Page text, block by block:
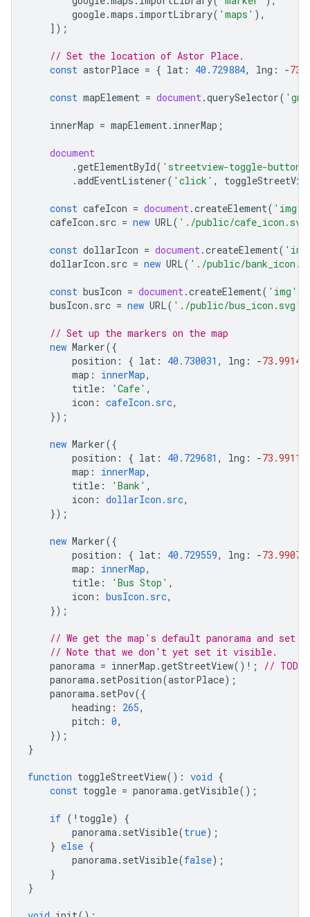
google.maps . importLibrary( 'maps' ),
]);
// Set the location of Astor Place.
const astorPlace = { lat : 40.729884, lng : -
const mapElement = document.querySelector(
innerMap = mapElement. innerMap ;
document
.getElementById( 'streetview-toggle-button'
.addEventListener( 'click' ,
const cafeIcon = document.createElement( 'img'
cafeIcon . src = new URL( './public/
const dollarIcon = document.createElement(
dollarIcon . src = new URL( './public/
const busIcon = document.createElement( 'img'
busIcon . src = new URL( './public/bus_icon.svg'
// Set up the markers on the map
new Marker({
position : { lat : 40.730031 , lng : -
map : innerMap,
title : 'Cafe' ,
icon : cafeIcon.src,
});
new Marker({
position : { lat : 40.729681 , lng : -
map : innerMap,
title : 'Bank' ,
icon : dollarIcon.src,
});
new Marker({
position : { lat : 40.729559, lng : -
map : innerMap,
title : 'Bus Stop' ,
icon : busIcon.src,
});
// We get the map's default panorama and set
// Note that we don't yet set it visible.
panorama = innerMap .getStreetView() ! ;
//
panorama. setPosition(astorPlace);
panorama. setPov({
heading : 265,
pitch : 0,
});
}
function toggleStreetView() : void {
const toggle = panorama.getVisible();
if ( ! toggle)
{
panorama. setVisible(true);
} else {
panorama. setVisible(false);
}
}